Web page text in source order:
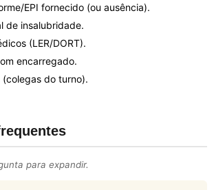
EPI fornecido (ou ausência).
de insalubridade.
(LER/DORT).
encarregado.
(colegas do turno).
para expandir.